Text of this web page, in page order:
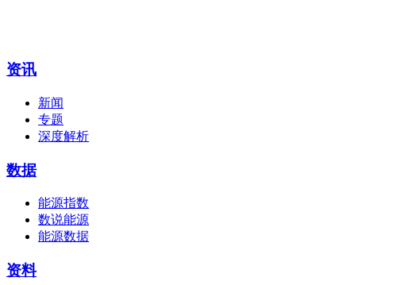
资讯
新闻
专题
深度解析
数据
能源指数
数说能源
能源数据
资料